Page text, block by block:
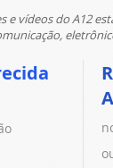
e vídeos do A12